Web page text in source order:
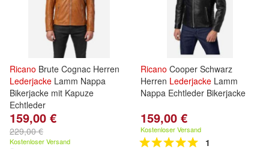
Ricano Brute Cognac Herren
Lederjacke Lamm Nappa
Bikerjacke mit Kapuze
Echtleder
159,00 €
229,00 €
Kostenloser Versand
Ricano Cooper Schwarz
Herren Lederjacke Lamm
Nappa Echtleder Bikerjacke
159,00 €
Kostenloser Versand
1